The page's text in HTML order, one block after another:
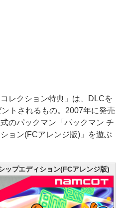
レクション特典」は、DLCを
トされるもの。2007年に発売
のパックマン「パックマン チ
ョン(FCアレンジ版)」を遊ぶ
ップエディション(FCアレンジ版)